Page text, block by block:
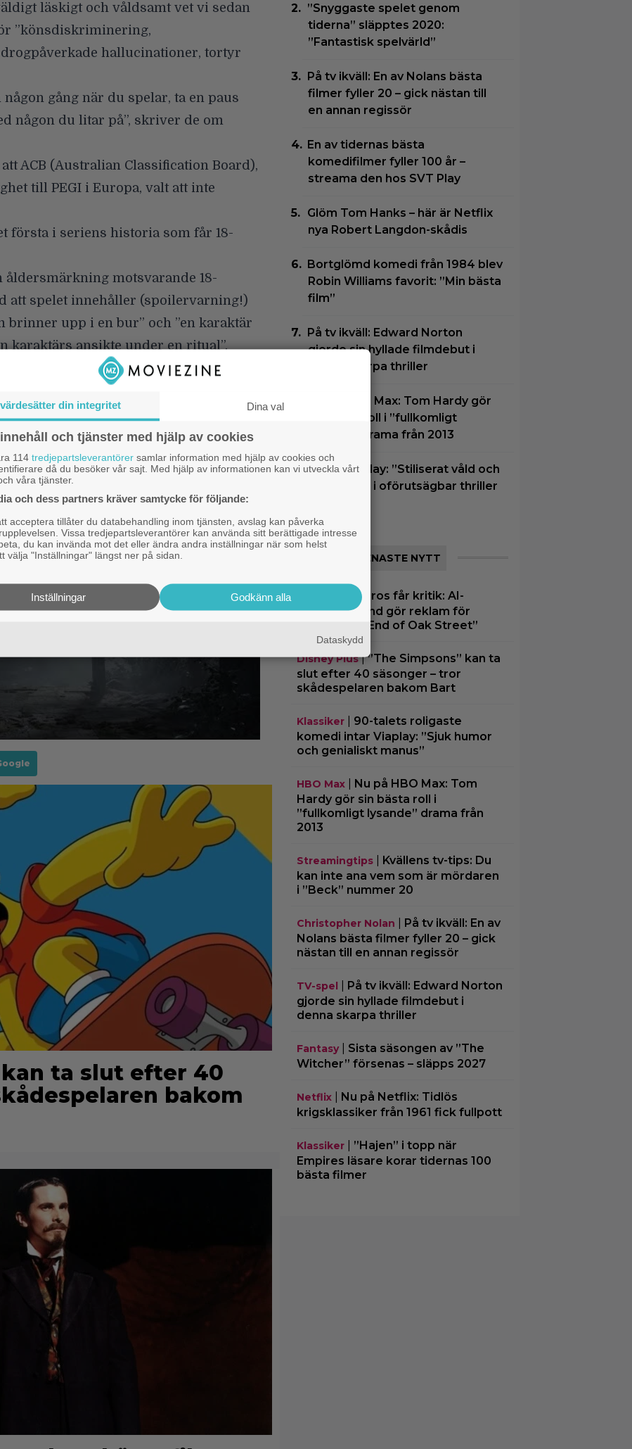
läskigt och våldsamt vet vi sedan
”könsdiskriminering,
hallucinationer, tortyr
gång när du spelar, ta en paus
någon du litar på”, skriver de om
ACB (Australian Classification Board),
till PEGI i Europa, valt att inte
första i seriens historia som får 18-
åldersmärkning motsvarande 18-
att spelet innehåller (spoilervarning! )
brinner upp i en bur” och ”en karaktär
karaktärs ansikte under en ritual”.
specifik anledning till beslutet. De
släpps om Konami inte gör
i landet är bland annat svenska
och ”South Park: The Stick of
kan ta slut efter 40
bakom
”Snyggaste spelet genom
tiderna” släpptes 2020:
”Fantastisk spelvärld”
På tv ikväll: En av Nolans bästa
filmer fyller 20 – gick nästan till
en annan regissör
En av tidernas bästa
komedifilmer fyller 100 år –
streama den hos SVT Play
Glöm Tom Hanks – här är Netflix
nya Robert Langdon-skådis
Bortglömd komedi från 1984 blev
Robin Williams favorit: ”Min bästa
film”
På tv ikväll: Edward Norton
gjorde sin hyllade filmdebut i
denna skarpa thriller
Nu på HBO Max: Tom Hardy gör
sin bästa roll i ”fullkomligt
lysande” drama från 2013
Nu på Viaplay: ”Stiliserat våld och
gapskratt” i oförutsägbar thriller
SENASTE NYTT
Warner Bros får kritik: AI-
animerad hund gör reklam för
filmen ”The End of Oak Street”
Disney Plus|”The Simpsons” kan ta
slut efter 40 säsonger – tror
skådespelaren bakom Bart
Klassiker| 90-talets roligaste
komedi intar Viaplay: ”Sjuk humor
och genialiskt manus”
HBO Max| Nu på HBO Max: Tom
Hardy gör sin bästa roll i
”fullkomligt lysande” drama från
2013
Streamingtips| Kvällens tv-tips: Du
kan inte ana vem som är mördaren
i ”Beck” nummer 20
Christopher Nolan
På tv ikväll: En av
Nolans bästa filmer fyller 20 – gick
nästan till en annan regissör
TV-spel
På tv ikväll: Edward Norton
gjorde sin hyllade filmdebut i
denna skarpa thriller
Fantasy| Sista säsongen av ”The
Witcher” försenas – släpps 2027
Netflix| Nu på Netflix: Tidlös
krigsklassiker från 1961 fick fullpott
Klassiker| ”Hajen” i topp när
Empires läsare korar tidernas 100
bästa filmer
din integritet Dina val
och tjänster med hjälp av cookies
114 tredjepartsleverantörer samlar information med hjälp av cookies och
då du besöker vår sajt. Med hjälp av informationen kan vi utveckla vårt
våra tjänster.
och dess partners kräver samtycke för följande:
acceptera tillåter du databehandling inom tjänsten, avslag kan påverka
Vissa tredjepartsleverantörer kan använda sitt berättigade intresse
du kan invända mot det eller ändra andra inställningar när som helst
välja "Inställningar" längst ner på sidan.
Godkänn alla
Inställningar
Dataskydd